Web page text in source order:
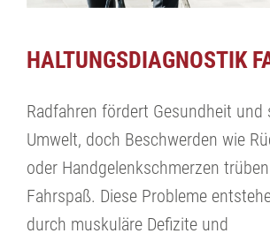
HALTUNGSDIAGNOSTIK
Radfahren fördert Gesundheit
Umwelt, doch Beschwerden wie
oder Handgelenkschmerzen
Fahrspaß. Diese Probleme
durch muskuläre Defizite und